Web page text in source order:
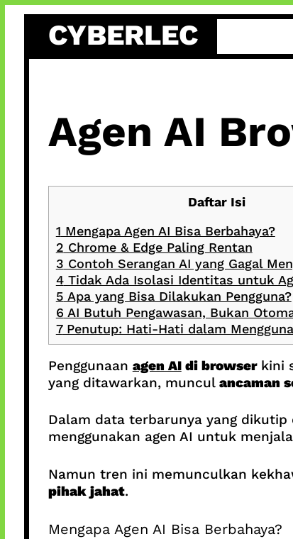
content
CYBERLEC
Agen AI
Daftar Isi
1 Mengapa Agen AI Bisa Berbahaya?
2 Chrome & Edge Paling Rentan
3 Contoh Serangan AI yang Gagal
4Tidak Ada Isolasi Identitas untuk
5 Apa yang Bisa Dilakukan Pengguna?
6 AI Butuh Pengawasan, Bukan
7Penutup: Hati-Hati dalam
Penggunaan agen AIdi browserkini
yang ditawarkan, muncul ancaman
Dalam data terbarunya yang dikutip
menggunakan agen AI untuk
Namun tren ini memunculkan
pihak jahat.
Mengapa Agen AI Bisa Berbahaya?